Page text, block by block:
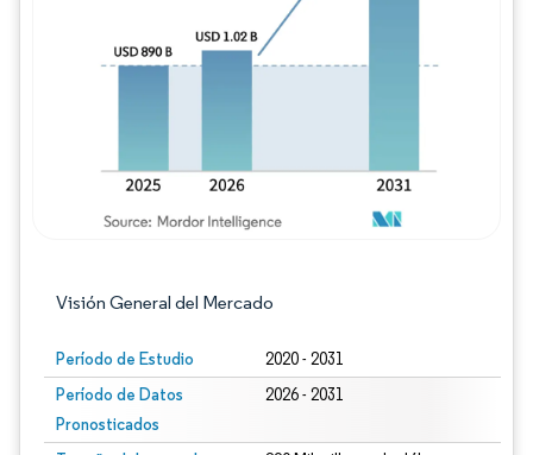
Visión General del Mercado
Período de Estudio 2020 - 2031
Período de Datos
Pronosticados
2026 - 2031
Imagen © Mordor Intelligence. El uso